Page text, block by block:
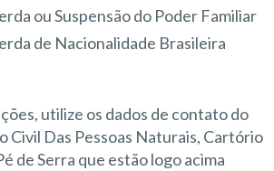
ou Suspensão do Poder Familiar
de Nacionalidade Brasileira
utilize os dados de contato do
Civil Das Pessoas Naturais, Cartório
de Serra que estão logo acima